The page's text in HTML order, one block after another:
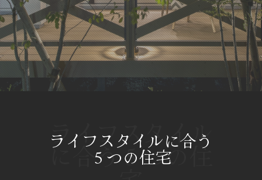
ライフスタイル
に合う５つの住
ライフスタイルに合う
５つの住宅